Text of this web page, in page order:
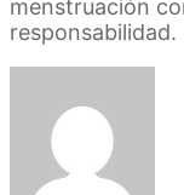
menstruación
responsabilidad.